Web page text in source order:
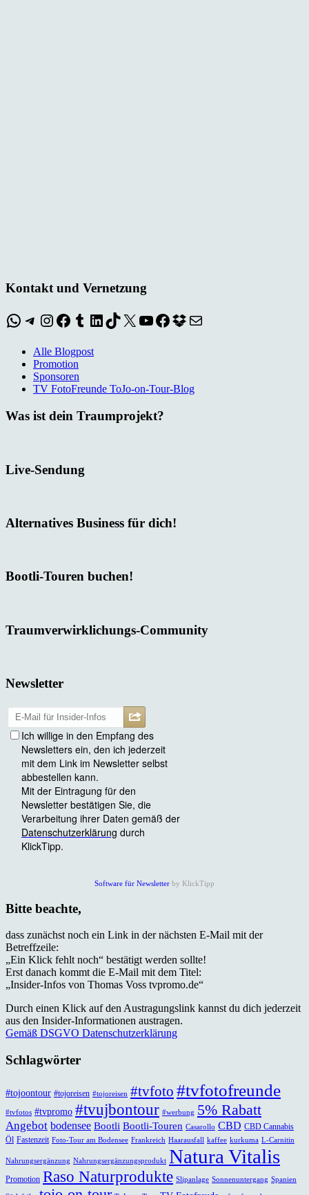
Kontakt und Vernetzung
WhatsApp
Telegram
Instagram
Facebook
Tumblr
LinkedIn
TikTok
X YouTube
Facebook
Dropbox
E-Mail
Alle Blogpost
Promotion
Sponsoren
TV FotoFreunde ToJo-on-Tour-Blog
Was ist dein Traumprojekt?
Live-Sendung
Alternatives Business für dich!
Bootli-Touren buchen!
Traumverwirklichungs-Community
Newsletter
Software für Newsletter by KlickTipp
Bitte beachte,
dass zunächst noch ein Link in der nächsten E-Mail mit der
Betreffzeile:
„Ein Klick fehlt noch“ bestätigt werden sollte!
Erst danach kommt die E-Mail mit dem Titel:
„Insider-Infos von Thomas Voss tvpromo.de“
Durch einen Klick auf den Austragungslink kannst du dich jederzeit
aus den Insider-Informationen austragen.
Gemäß DSGVO Datenschutzerklärung
Schlagwörter
#tojoontour #tojoreisen #tojoreisen #tvfoto #tvfotofreunde
#tvfotos #tvpromo #tvujbontour #werbung 5% Rabatt
Angebot bodensee Bootli Bootli-Touren Casarollo CBD CBD Cannabis
Öl Fastenzeit Foto-Tour am Bodensee Frankreich Haarausfall kaffee kurkuma L-Carnitin
Nahrungsergänzung Nahrungsergänzungsprodukt Natura Vitalis
Promotion Raso Naturprodukte Slipanlage Sonnenuntergang Spanien